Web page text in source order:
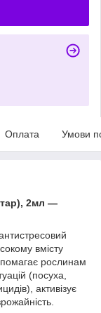
Оплата Умови
2мл —
вмісту
рослинам
(посуха,
активізує